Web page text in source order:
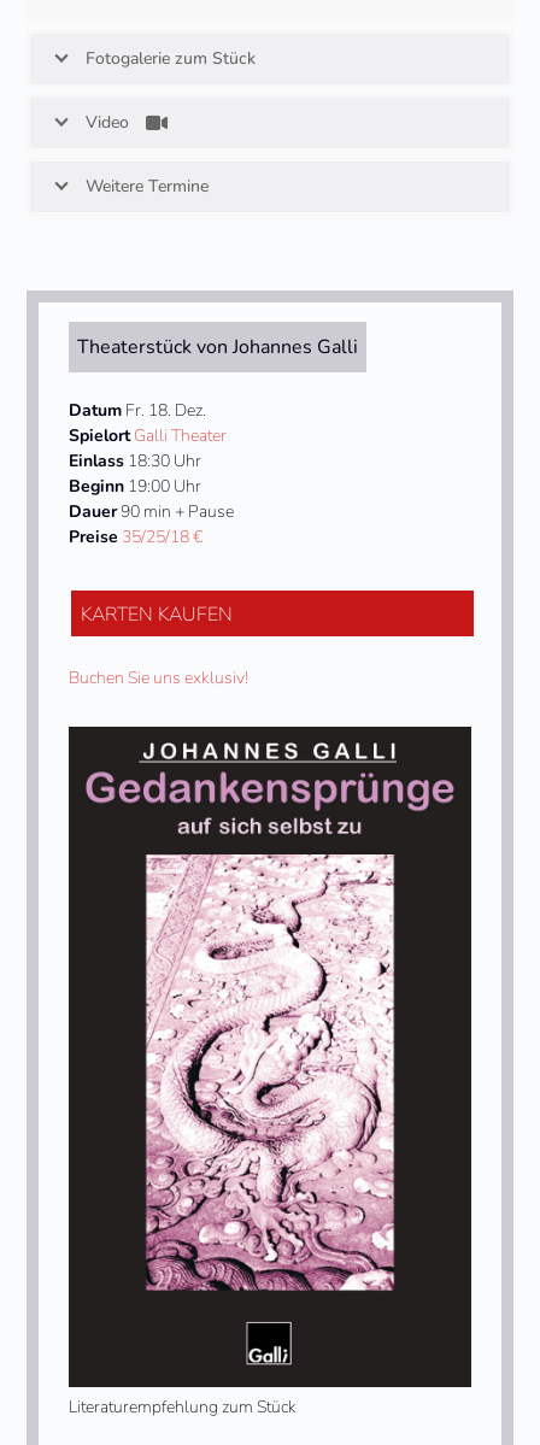
Fotogalerie zum Stück
Video
Weitere Termine
Theaterstück von Johannes Galli
Datum Fr. 18. Dez.
SpielortGalli Theater
Einlass 18:30 Uhr
Beginn 19:00 Uhr
Dauer90 min + Pause
Preise 35/25/18 €
KARTEN KAUFEN
Buchen Sie uns exklusiv!
Literaturempfehlung zum Stück